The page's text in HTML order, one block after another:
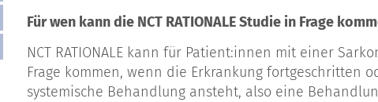
Für wen kann die NCT RATIONALE Studie in Frage
NCT RATIONALE kann für Patient:innen mit einer
Frage kommen, wenn die Erkrankung fortgeschritten
systemische Behandlung ansteht, also eine